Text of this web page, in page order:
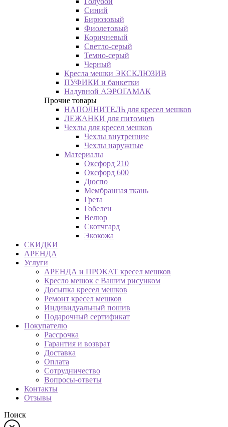
Синий
Бирюзовый
Фиолетовый
Коричневый
Светло-серый
Темно-серый
Черный
Кресла мешки ЭКСКЛЮЗИВ
ПУФИКИ и банкетки
Надувной АЭРОГАМАК
Прочие товары
НАПОЛНИТЕЛЬ для кресел мешков
ЛЕЖАНКИ для питомцев
Чехлы для кресел мешков
Чехлы внутренние
Чехлы наружные
Материалы
Оксфорд 210
Оксфорд 600
Дюспо
Мембранная ткань
Грета
Гобелен
Велюр
Скотчгард
Экокожа
СКИДКИ
АРЕНДА
Услуги
АРЕНДА и ПРОКАТ кресел мешков
Кресло мешок с Вашим рисунком
Досыпка кресел мешков
Ремонт кресел мешков
Индивидуальный пошив
Подарочный сертификат
Покупателю
Рассрочка
Гарантия и возврат
Доставка
Оплата
Сотрудничество
Вопросы-ответы
Контакты
Отзывы
Поиск